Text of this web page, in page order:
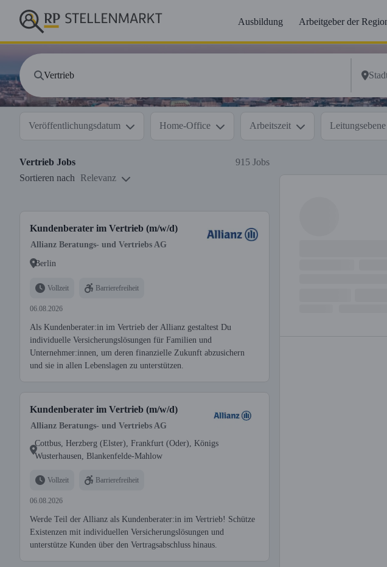
Ausbildung Arbeitgeber der
Veröffentlichungsdatum Home-Office Arbeitszeit Leitungsebene
Vertrieb Jobs
915 Jobs
Sortieren nach
Relevanz
Kundenberater im Vertrieb (m/w/d)
Allianz Beratungs- und Vertriebs AG
Berlin
Vollzeit Barrierefreiheit
06.08.2026
Als Kundenberater:in im Vertrieb der Allianz gestaltest Du
individuelle Versicherungslösungen für Familien und
Unternehmer:innen, um deren finanzielle Zukunft abzusichern
und sie in allen Lebenslagen zu unterstützen.
Kundenberater im Vertrieb (m/w/d)
Allianz Beratungs- und Vertriebs AG
Cottbus, Herzberg (Elster), Frankfurt (Oder), Königs
Wusterhausen, Blankenfelde-Mahlow
Vollzeit Barrierefreiheit
06.08.2026
Werde Teil der Allianz als Kundenberater:in im Vertrieb! Schütze
Existenzen mit individuellen Versicherungslösungen und
unterstütze Kunden über den Vertragsabschluss hinaus.